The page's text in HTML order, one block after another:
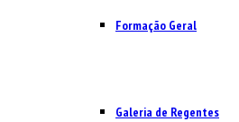
Formação Geral
Galeria de Regentes